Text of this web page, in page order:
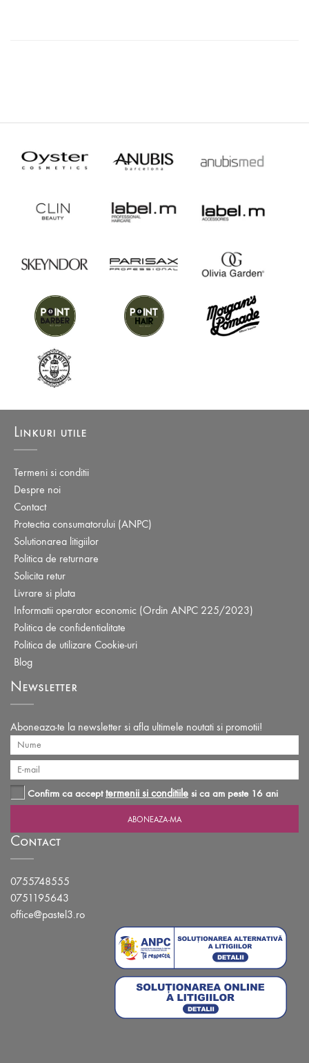
Linkuri utile
Termeni si conditii
Despre noi
Contact
Protectia consumatorului (ANPC)
Solutionarea litigiilor
Politica de returnare
Solicita retur
Livrare si plata
Informatii operator economic (Ordin ANPC 225/2023)
Politica de confidentialitate
Politica de utilizare Cookie-uri
Blog
Newsletter
Aboneaza-te la newsletter si afla ultimele noutati si promotii!
Confirm ca accepttermenii si conditiile si ca am peste 16 ani
Contact
0755748555
0751195643
office@pastel3.ro